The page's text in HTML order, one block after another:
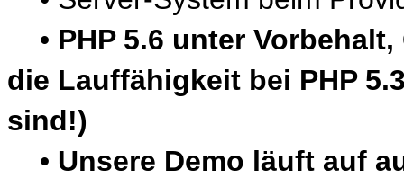
• PHP 5.6 unter
die Lauffähigkeit bei PHP
sind!)
• Unsere Demo läuft auf